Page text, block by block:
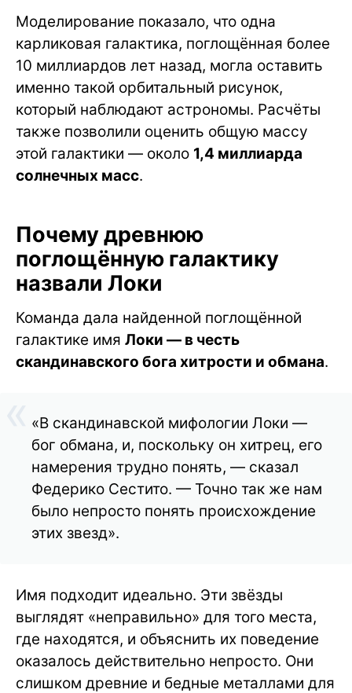
Моделирование показало, что одна
карликовая галактика, поглощённая более
10 миллиардов лет назад, могла оставить
именно такой орбитальный рисунок,
который наблюдают астрономы. Расчёты
также позволили оценить общую массу
этой галактики — около 1,4 миллиарда
солнечных масс.
Почему древнюю
поглощённую галактику
назвали Локи
Команда дала найденной поглощённой
галактике имя Локи — в честь
скандинавского бога хитрости и обмана.
«В скандинавской мифологии Локи —
бог обмана, и, поскольку он хитрец, его
намерения трудно понять, — сказал
Федерико Сестито. — Точно так же нам
было непросто понять происхождение
этих звезд».
Имя подходит идеально. Эти звёзды
выглядят «неправильно» для того места,
где находятся, и объяснить их поведение
оказалось действительно непросто. Они
слишком древние и бедные металлами для